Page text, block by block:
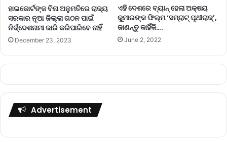
ହାଇକୋର୍ଟଙ୍କ ବିନା ଅନୁମତିରେ ରାଜ୍ୟ
ସରକାର ନୂଆ ଜିଲ୍ଲା ଗଠନ ପାଇଁ
ନିର୍ଦ୍ଦେଶନାମା ଜାରି କରିପାରିବେ ନାହିଁ
December 23, 2023
ଏହି ଦେଶରେ ବ୍ୟାନ୍‌ ହେଲା ଅକ୍ଷୟ
କୁମାରଙ୍କ ଫିଲ୍ମ ‘ସମ୍ରାଟ୍‌ ପୃଥୀରାଜ୍‌’,
ଜାଣନ୍ତୁ କାହିଁକି….
June 2, 2022
Advertisement